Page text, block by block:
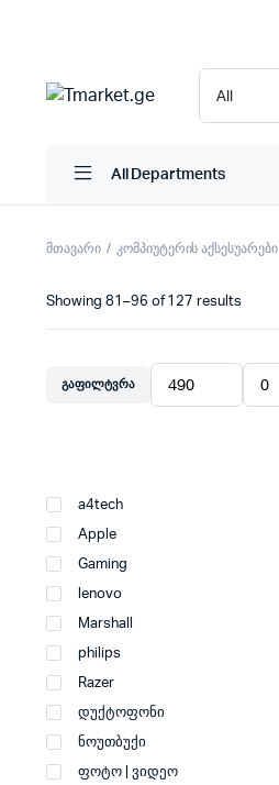
All Departments
მთავარი კომპიუტერის აქსესუარები
Showing 81–96 of 127 results
ᲒᲐᲤᲘᲚᲢᲕᲠᲐ
a4tech
Apple
Gaming
lenovo
Marshall
philips
Razer
დუქტოფონი
ნოუთბუქი
ფოტო | ვიდეო